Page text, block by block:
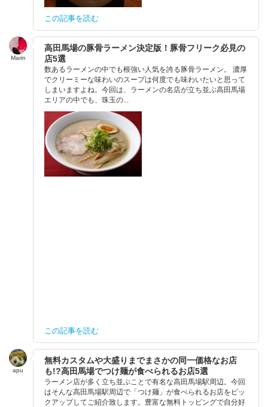
この記事を読む
Marin
高田馬場の豚骨ラーメン決定版！豚骨フリーク必見の
店5選
数あるラーメンの中でも根強い人気を誇る豚骨ラーメン。 濃厚
でクリーミーな味わいのスープは何度でも味わいたいと思って
しまいますよね。今回は、ラーメンの名店が立ち並ぶ高田馬場
エリアの中でも、珠玉の...
この記事を読む
apu
無料カスタムや大盛りまでまさかの同一価格なお店
も!?高田馬場でつけ麺が食べられるお店5選
ラーメン店が多く立ち並ぶことで有名な高田馬場駅周辺。今回
はそんな高田馬場駅周辺で「つけ麺」が食べられるお店をピッ
クアップしてご紹介致します。豊富な無料トッピングで自分好